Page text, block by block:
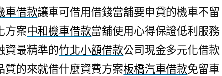
車借款讓車可借用借錢當舖要申貸的機車不留
方案中和機車借款當舖使用心得保證低利服務
資最精準的竹北小額借款公司現金多元化借款
質的來就借什麼資費方案板橋汽車借款免留車